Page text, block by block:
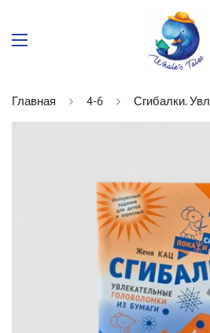
Главная 4-6